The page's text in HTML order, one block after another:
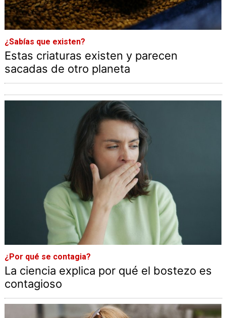
¿Sabías que existen?
Estas criaturas existen y parecen
sacadas de otro planeta
¿Por qué se contagia?
La ciencia explica por qué el bostezo es
contagioso